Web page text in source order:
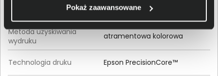
Pokaż zaawansowane
Drukowanie
Metoda uzyskiwania
wydruku
atramentowa kolorowa
Technologia druku Epson PrecisionCore™